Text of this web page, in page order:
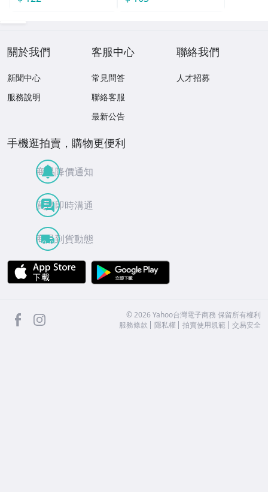
關於我們
新聞中心
服務說明
客服中心
常見問答
聯絡客服
最新公告
聯絡我們
人才招募
手機逛拍賣，購物更便利
商品降價通知
買賣即時溝通
商品到貨動態
APP Store
facebook ©2026 Yahoo台灣電子商務 保留所有權利
服務條款
隱私權 拍賣使用規範 交易安全